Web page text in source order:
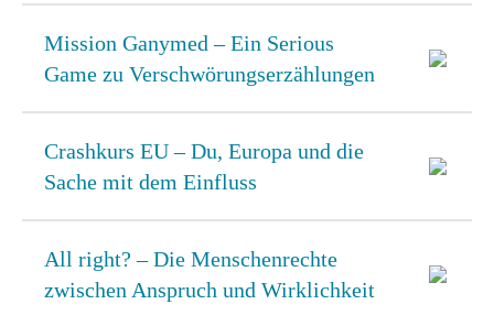
Mission Ganymed – Ein Serious
Game zu Verschwörungserzählungen
Crashkurs EU – Du, Europa und die
Sache mit dem Einfluss
All right? – Die Menschenrechte
zwischen Anspruch und Wirklichkeit